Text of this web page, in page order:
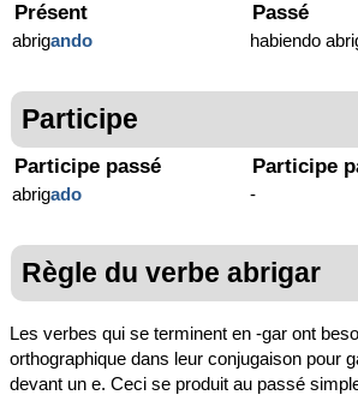
Présent
abrigando
Passé
habiendo
Participe
Participe passé
abrigado
Participe
-
Règle du verbe abrigar
Les verbes qui se terminent en -gar ont
orthographique dans leur conjugaison pour
devant un e. Ceci se produit au passé